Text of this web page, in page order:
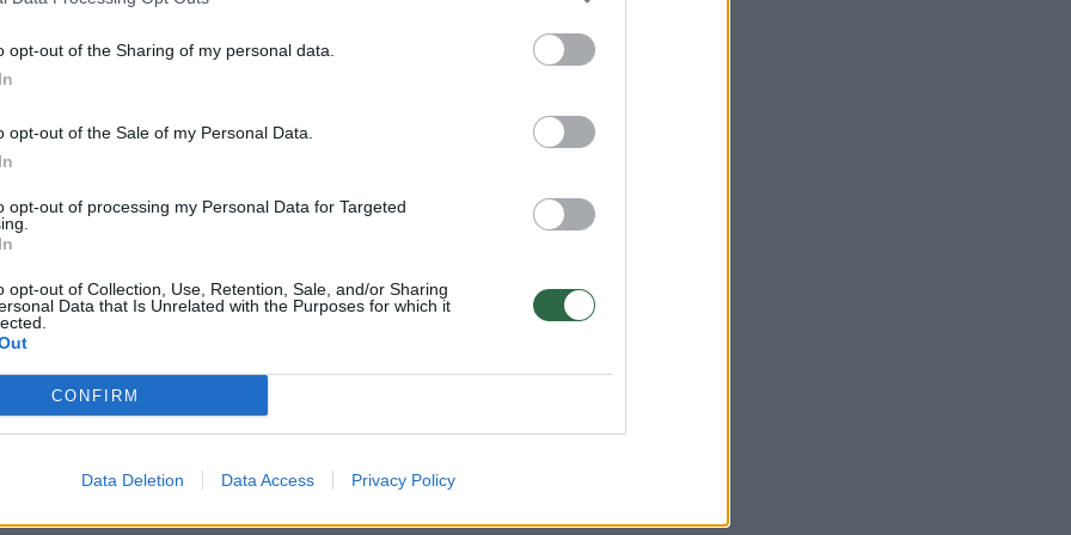
opt-out of the Sharing of my personal data.
opt-out of the Sale of my Personal Data.
opt-out of processing my Personal Data for Targeted
opt-out of Collection, Use, Retention, Sale, and/or Sharing
Data that Is Unrelated with the Purposes for which it
CONFIRM
Data Deletion Data Access Privacy Policy
kelio pradžia, ji pildo svajones,
draugus ir vertingas akimirkas!
legendinio konkurso vedėja ir didelė
kuo jie gyvena ir apie ką
gimęs unikalus, daugiausia
tradicijas turintis muzikinis renginys.
dainavimo kultūrą, skatinti gabių vaikų
šalies jaunuosius solistus ir
ųjų rengiamas „Dainų dainelės“
kelią atvedė visą būrį ryškiausių